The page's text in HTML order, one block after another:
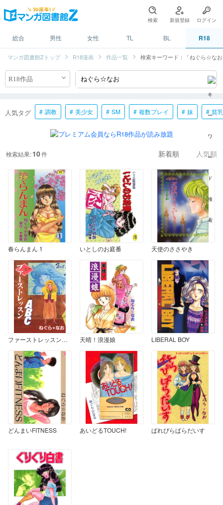
検索 新規登録 ログイン
総合 男性 女性 TL BL R18
マンガ図書館Zトップ R18漫画 作品一覧 検索キーワード：「ねぐら☆な
人気タグ 調教 美少女 SM 複数プレイ 妹 貧乳
検索結果:10件 新着順 人気順
春らんまん 1 いとしのお庭番 天使のささやき
ファーストレッスンABC 天晴！浪漫娘 LIBERAL BOY
どんまいFITNESS あいどるTOUCH! ぱれぴらぱらだいす